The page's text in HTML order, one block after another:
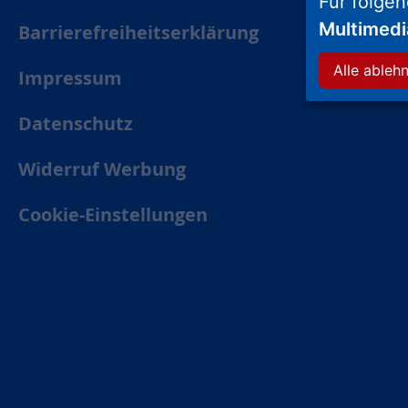
Barrierefreiheitserklärung
Impressum
Datenschutz
Widerruf Werbung
Cookie-Einstellungen
Alle